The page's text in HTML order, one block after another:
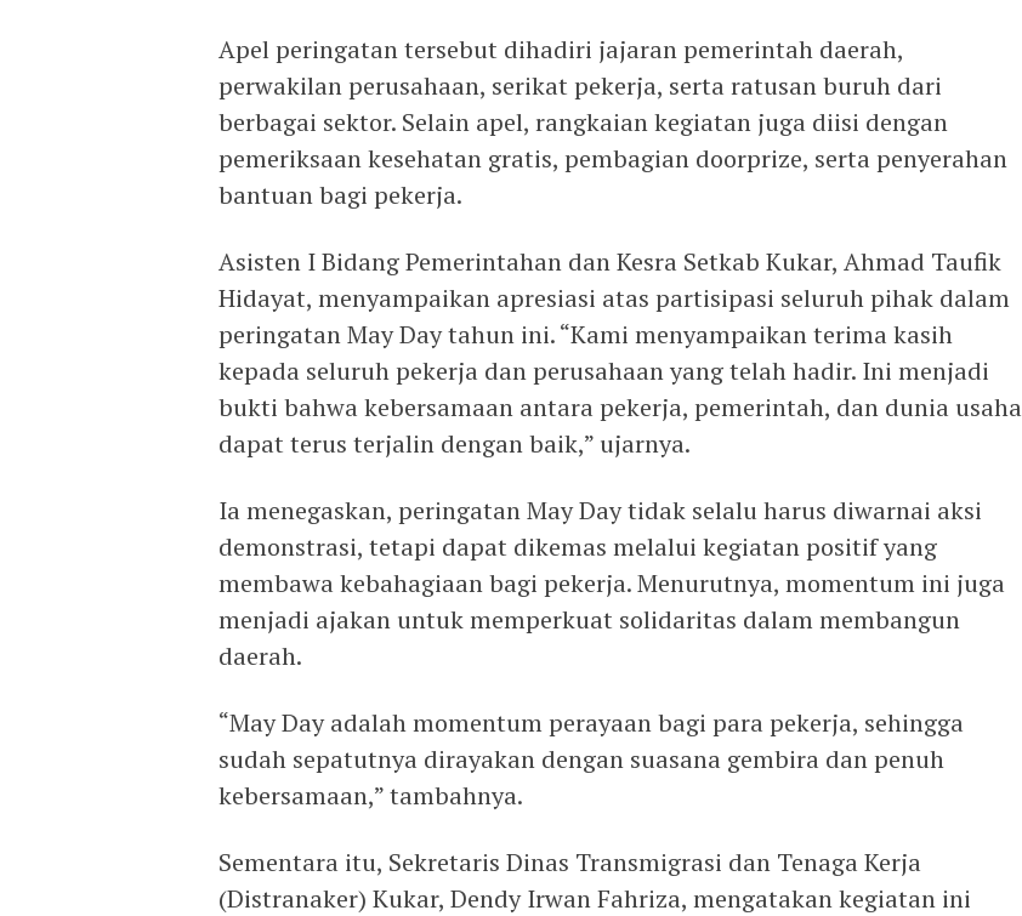
Apel peringatan tersebut dihadiri jajaran pemerintah daerah,
perwakilan perusahaan, serikat pekerja, serta ratusan buruh dari
berbagai sektor. Selain apel, rangkaian kegiatan juga diisi dengan
pemeriksaan kesehatan gratis, pembagian doorprize, serta penyerahan
bantuan bagi pekerja.
Asisten I Bidang Pemerintahan dan Kesra Setkab Kukar, Ahmad Taufik
Hidayat, menyampaikan apresiasi atas partisipasi seluruh pihak dalam
peringatan May Day tahun ini. “Kami menyampaikan terima kasih
kepada seluruh pekerja dan perusahaan yang telah hadir. Ini menjadi
bukti bahwa kebersamaan antara pekerja, pemerintah, dan dunia usaha
dapat terus terjalin dengan baik,” ujarnya.
Ia menegaskan, peringatan May Day tidak selalu harus diwarnai aksi
demonstrasi, tetapi dapat dikemas melalui kegiatan positif yang
membawa kebahagiaan bagi pekerja. Menurutnya, momentum ini juga
menjadi ajakan untuk memperkuat solidaritas dalam membangun
daerah.
“May Day adalah momentum perayaan bagi para pekerja, sehingga
sudah sepatutnya dirayakan dengan suasana gembira dan penuh
kebersamaan,” tambahnya.
Sementara itu, Sekretaris Dinas Transmigrasi dan Tenaga Kerja
(Distranaker) Kukar, Dendy Irwan Fahriza, mengatakan kegiatan ini